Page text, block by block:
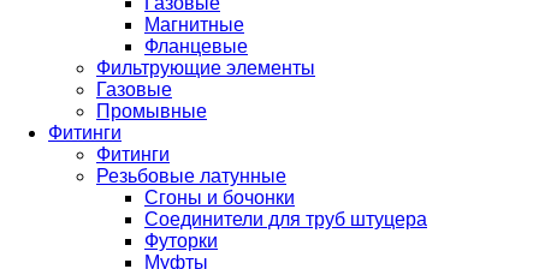
Магнитные
Фланцевые
Фильтрующие элементы
Газовые
Промывные
Фитинги
Фитинги
Резьбовые латунные
Сгоны и бочонки
Соединители для труб штуцера
Футорки
Муфты